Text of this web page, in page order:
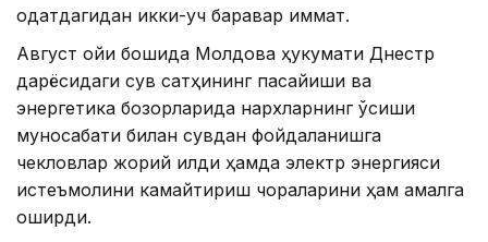
одатдагидан икки-уч баравар қиммат.
Август ойи бошида Молдова ҳукумати Днестр
дарёсидаги сув сатҳининг пасайиши ва
энергетика бозорларида нархларнинг ўсиши
муносабати билан сувдан фойдаланишга
чекловлар жорий қилди ҳамда электр энергияси
истеъмолини камайтириш чораларини ҳам амалга
оширди.